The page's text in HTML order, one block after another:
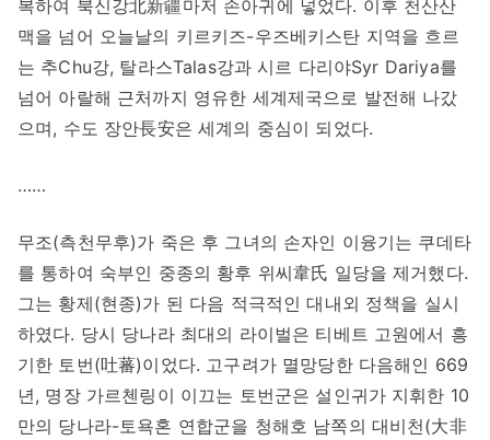
복하여 북신강北新疆마저 손아귀에 넣었다. 이후 천산산
맥을 넘어 오늘날의 키르키즈-우즈베키스탄 지역을 흐르
는 추Chu강, 탈라스Talas강과 시르 다리야Syr Dariya를
넘어 아랄해 근처까지 영유한 세계제국으로 발전해 나갔
으며, 수도 장안長安은 세계의 중심이 되었다.
……
무조(측천무후)가 죽은 후 그녀의 손자인 이융기는 쿠데타
를 통하여 숙부인 중종의 황후 위씨韋氏 일당을 제거했다.
그는 황제(현종)가 된 다음 적극적인 대내외 정책을 실시
하였다. 당시 당나라 최대의 라이벌은 티베트 고원에서 흥
기한 토번(吐蕃)이었다. 고구려가 멸망당한 다음해인 669
년, 명장 가르첸링이 이끄는 토번군은 설인귀가 지휘한 10
만의 당나라-토욕혼 연합군을 청해호 남쪽의 대비천(大非